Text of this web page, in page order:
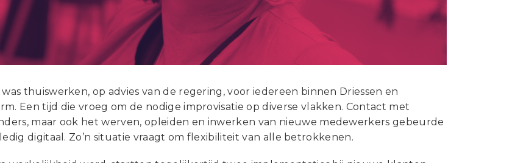
was thuiswerken, op advies van de regering, voor iedereen binnen Driessen en
Een tijd die vroeg om de nodige improvisatie op diverse vlakken. Contact met
maar ook het werven, opleiden en inwerken van nieuwe medewerkers gebeurde
digitaal. Zo’n situatie vraagt om flexibiliteit van alle betrokkenen.